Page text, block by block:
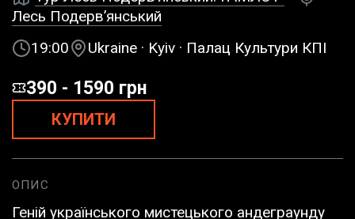
Лесь Подерв’янський
19:00
Ukraine · Kyiv · Палац Культури КПІ
390 - 1590 грн
КУПИТИ
ОПИС
Геній українського мистецького андеграунду